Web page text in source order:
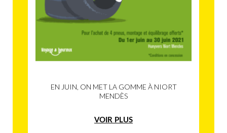
EN JUIN, ON MET LA GOMME À NIORT
MENDÈS
VOIR PLUS